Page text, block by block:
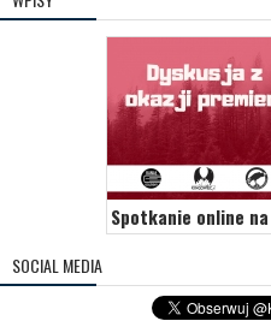
Spotkanie online na
SOCIAL MEDIA